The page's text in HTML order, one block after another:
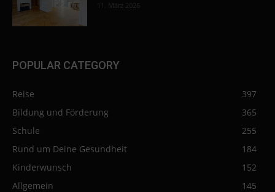
11. März 2026
POPULAR CATEGORY
Reise
397
Bildung und Förderung
365
Schule
255
Rund um Deine Gesundheit
184
Kinderwunsch
152
Allgemein
145